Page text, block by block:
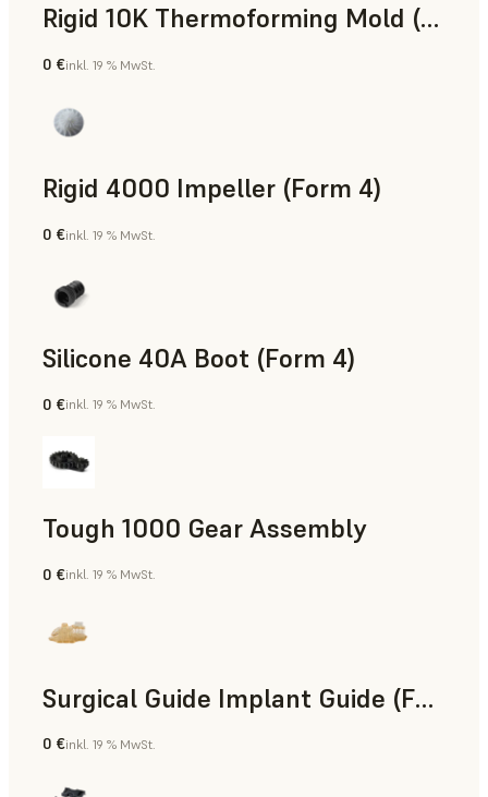
Rigid 10K Thermoforming Mold (Form 4)
Technik
0 €inkl. 19 % MwSt.
Rigid 4000 Impeller (Form 4)
Technik
0 €inkl. 19 % MwSt.
Silicone 40A Boot (Form 4)
Technik
0 €inkl. 19 % MwSt.
Tough 1000 Gear Assembly
Technik
0 €inkl. 19 % MwSt.
Surgical Guide Implant Guide (Form 4)
Zahnmedizin
0 €inkl. 19 % MwSt.